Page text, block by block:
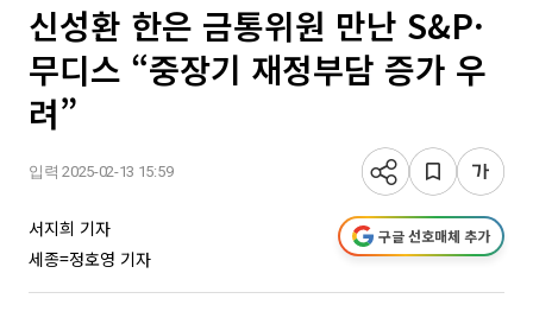
신성환 한은 금통위원 만난 S&P·
무디스 “중장기 재정부담 증가 우
려”
입력 2025-02-13 15:59
서지희 기자
세종=정호영 기자
구글 선호매체 추가